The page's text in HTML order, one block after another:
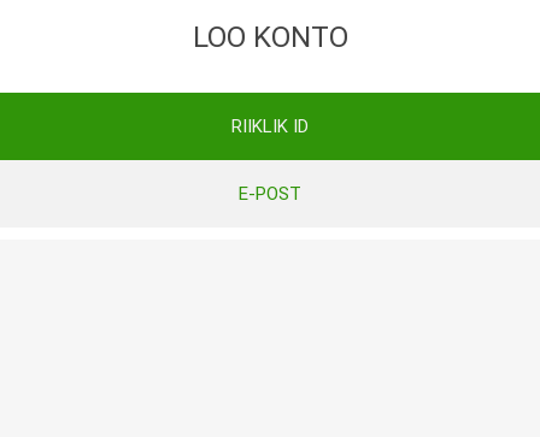
LOO KONTO
RIIKLIK ID
E-POST